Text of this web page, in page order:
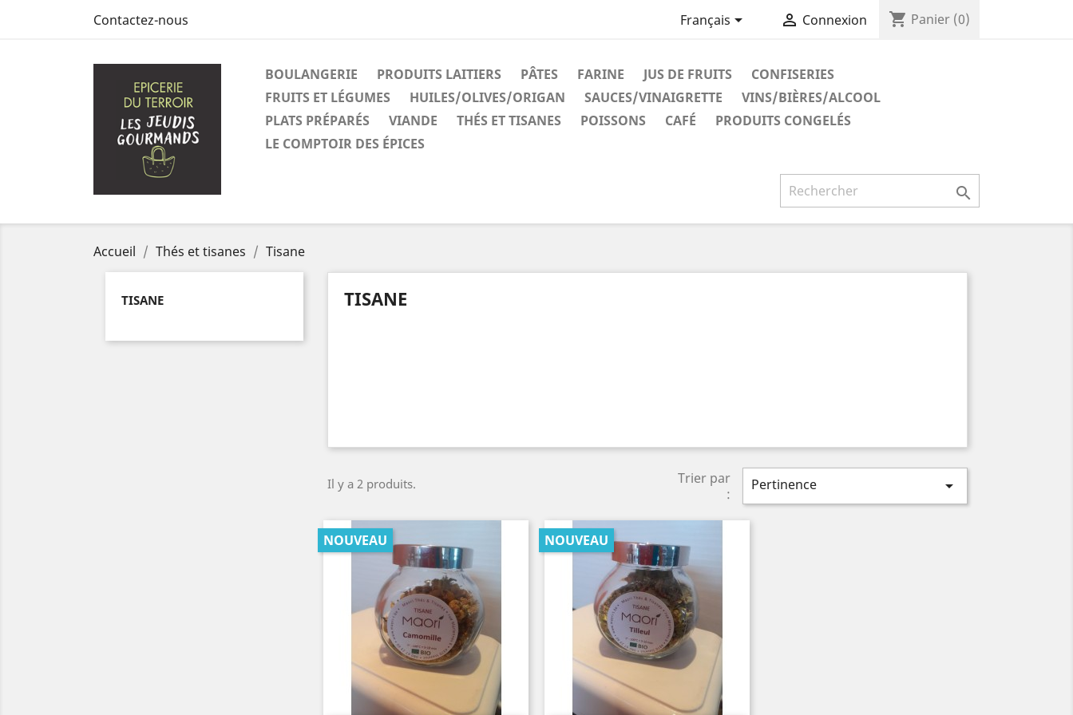
Contactez-nous Français  Connexion shopping_cart Panier (0)
BOULANGERIE PRODUITS LAITIERS PÂTES FARINE JUS DE FRUITS
CONFISERIES
FRUITS ET LÉGUMES
HUILES/OLIVES/ORIGAN SAUCES/VINAIGRETTE
VINS/BIÈRES/ALCOOL
PLATS PRÉPARÉS
VIANDE THÉS ET TISANES POISSONS CAFÉ
PRODUITS CONGELÉS
LE COMPTOIR DES ÉPICES

Accueil Thés et tisanes Tisane
TISANE TISANE
Il y a 2 produits.
Trier par
:
Pertinence 
NOUVEAU NOUVEAU